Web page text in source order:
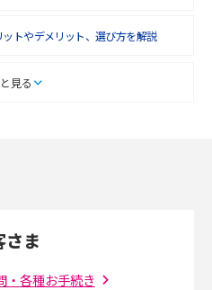
トやデメリット、選び方を解説
使い方をわかりやすく解説
の特徴や選び方を紹介
順は？設備状況の確認方法も解説
見る
さま
・各種お手続き